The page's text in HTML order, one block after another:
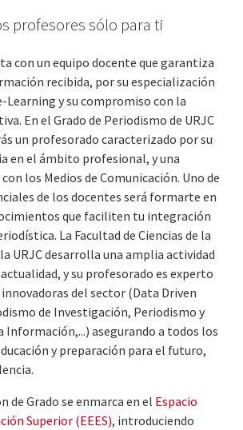
profesores sólo para ti
con un equipo docente que garantiza
recibida, por su especialización
Learning y su compromiso con la
En el Grado de Periodismo de URJC
un profesorado caracterizado por su
en el ámbito profesional, y una
los Medios de Comunicación. Uno de
de los docentes será formarte en
que faciliten tu integración
La Facultad de Ciencias de la
URJC desarrolla una amplia actividad
y su profesorado es experto
del sector (Data Driven
de Investigación, Periodismo y
Información,...) asegurando a todos los
y preparación para el futuro,
de Grado se enmarca en el Espacio
Superior (EEES), introduciendo